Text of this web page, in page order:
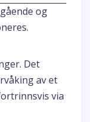
og
Det
av et
via